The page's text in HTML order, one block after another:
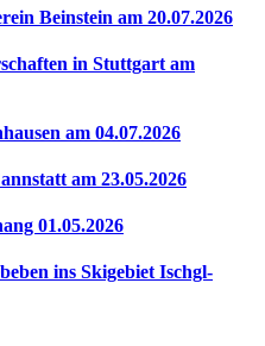
Beinstein am 20.07.2026
in Stuttgart am
am 04.07.2026
am 23.05.2026
01.05.2026
ins Skigebiet Ischgl-